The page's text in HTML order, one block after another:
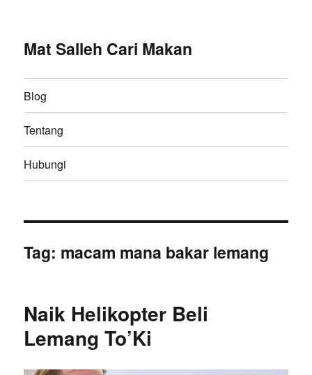
Mat Salleh Cari Makan
Blog
Tentang
Hubungi
Tag: macam mana bakar lemang
Naik Helikopter Beli
Lemang To’Ki